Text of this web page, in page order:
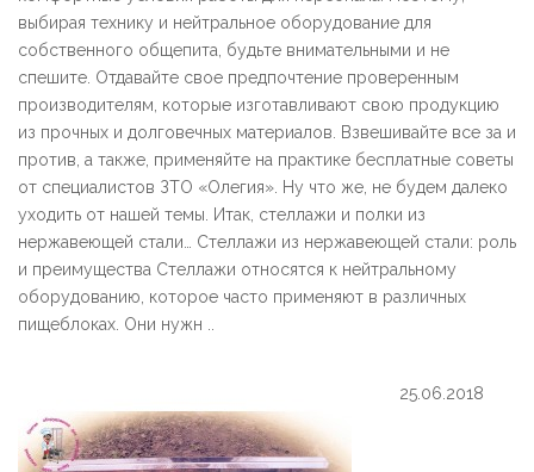
выбирая технику и нейтральное оборудование для
собственного общепита, будьте внимательными и не
спешите. Отдавайте свое предпочтение проверенным
производителям, которые изготавливают свою продукцию
из прочных и долговечных материалов. Взвешивайте все за и
против, а также, применяйте на практике бесплатные советы
от специалистов ЗТО «Олегия». Ну что же, не будем далеко
уходить от нашей темы. Итак, стеллажи и полки из
нержавеющей стали… Стеллажи из нержавеющей стали: роль
и преимущества Стеллажи относятся к нейтральному
оборудованию, которое часто применяют в различных
пищеблоках. Они нужн ..
25.06.2018